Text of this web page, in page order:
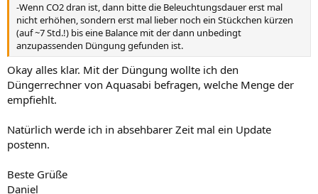
-Wenn CO2 dran ist, dann bitte die Beleuchtungsdauer erst mal
nicht erhöhen, sondern erst mal lieber noch ein Stückchen kürzen
(auf ~7 Std.!) bis eine Balance mit der dann unbedingt
anzupassenden Düngung gefunden ist.
Okay alles klar. Mit der Düngung wollte ich den
Düngerrechner von Aquasabi befragen, welche Menge der
empfiehlt.
Natürlich werde ich in absehbarer Zeit mal ein Update
postenn.
Beste Grüße
Daniel